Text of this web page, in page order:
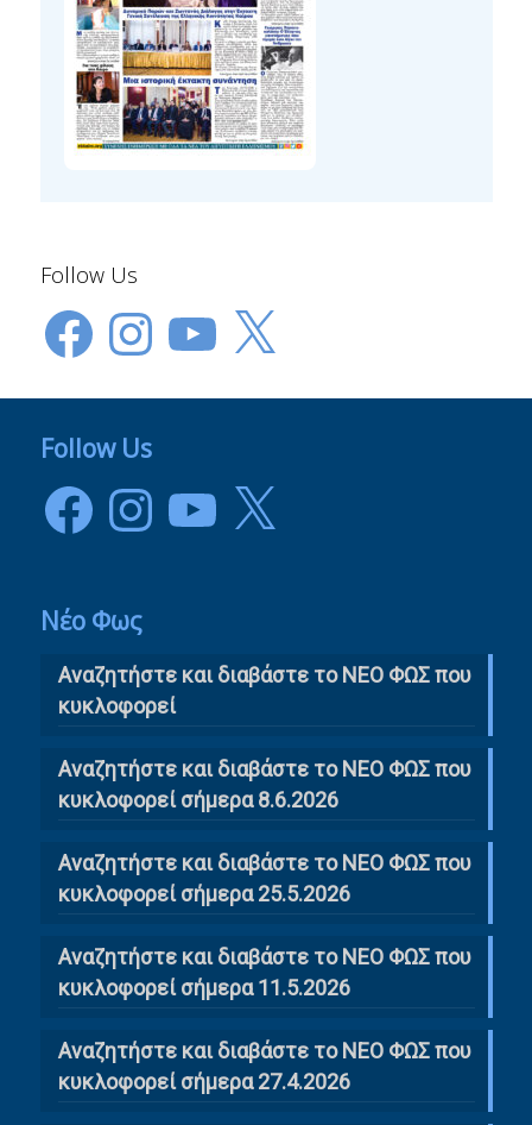
Follow Us
FacebookInstagramYouTube
X
Follow Us
FacebookInstagramYouTube
X
Νέο Φως
Αναζητήστε και διαβάστε το NΕΟ ΦΩΣ που
κυκλοφορεί
Αναζητήστε και διαβάστε το ΝΕΟ ΦΩΣ που
κυκλοφορεί σήμερα 8.6.2026
Αναζητήστε και διαβάστε το ΝΕΟ ΦΩΣ που
κυκλοφορεί σήμερα 25.5.2026
Αναζητήστε και διαβάστε το ΝΕΟ ΦΩΣ που
κυκλοφορεί σήμερα 11.5.2026
Αναζητήστε και διαβάστε το ΝΕΟ ΦΩΣ που
κυκλοφορεί σήμερα 27.4.2026